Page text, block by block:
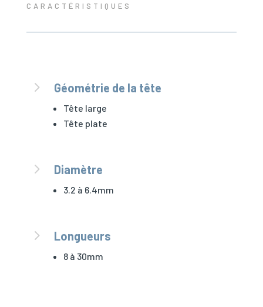
CARACTÉRISTIQUES
5 Géométrie de la tête
Tête large
Tête plate
5 Diamètre
3.2 à 6.4mm
5 Longueurs
8 à 30mm